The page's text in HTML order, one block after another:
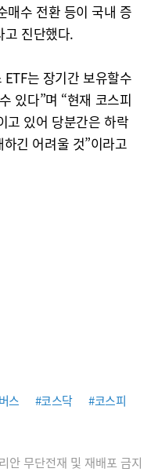
매수 전환 등이 국내 증
고 진단했다.
ETF는 장기간 보유할수
있다”며 “현재 코스피
고 있어 당분간은 하락
긴 어려울 것”이라고
스 #코스닥
#코스피
안 무단전재 및 재배포 금지